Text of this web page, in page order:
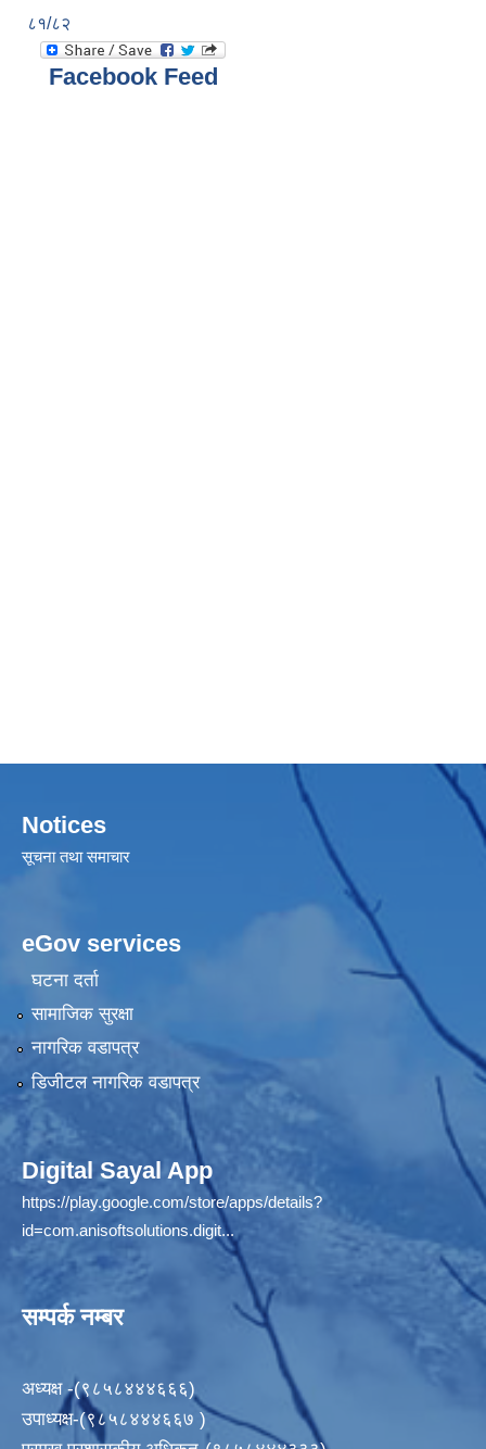
८१/८२
Facebook Feed
Notices
सूचना तथा समाचार
eGov services
घटना दर्ता
सामाजिक सुरक्षा
नागरिक वडापत्र
डिजीटल नागरिक वडापत्र
Digital Sayal App
https://play.google.com/store/apps/details?
id=com.anisoftsolutions.digit...
सम्पर्क नम्बर
अध्यक्ष -(९८५८४४४६६६)
उपाध्यक्ष-(९८५८४४४६६७ )